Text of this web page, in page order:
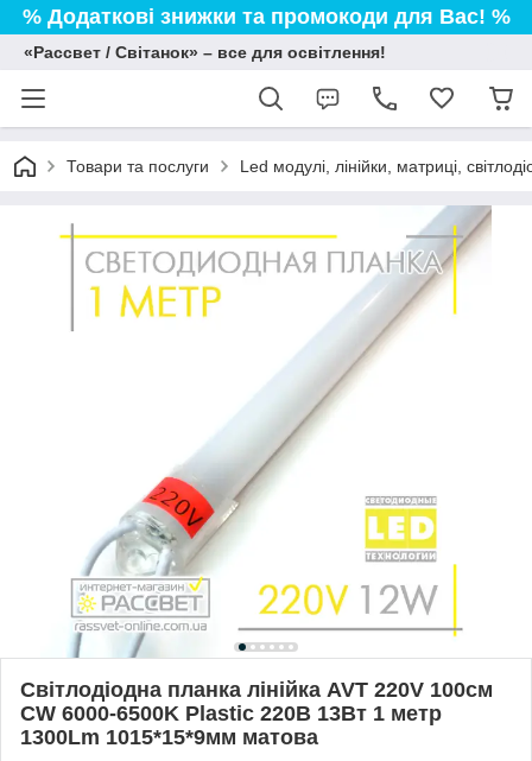
% Додаткові знижки та промокоди для Вас! %
«Рассвет / Світанок» – все для освітлення!
Товари та послуги Led модулі, лінійки, матриці,
Світлодіодна планка лінійка AVT 220V 100см
CW 6000-6500K Plastic 220В 13Вт 1 метр
1300Lm 1015*15*9мм матова